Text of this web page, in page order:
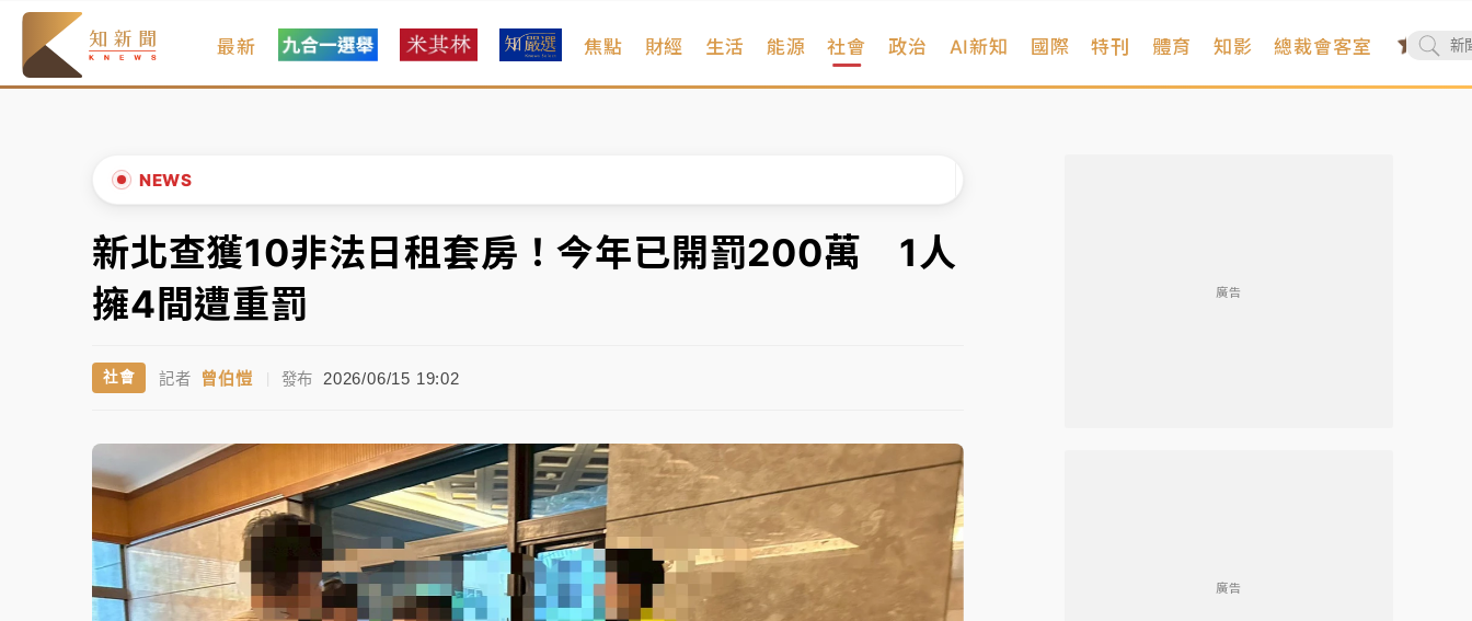
最新 焦點 財經 生活 能源 社會 政治 AI新知 國際 特刊 體育 知影 總裁會客室
NEWS
中信慈善基金會想增加董事人數！辜仲諒向法院聲請遭駁 理由曝光
故宮《龍藏經》特展第2檔！今線上預約開賣一度塞車 周六起展出延長至晚上7時
台東農業處長涉圖利渡假村！東檢抗告成功 今重開羈押庭
女律師陳昱瑄詐慈濟10億！黃金158kg遭查扣畫面曝光
中信慈善基金會想增加董事人數！辜仲諒向法院聲請遭駁 理由曝光
故宮《龍藏經》特展第2檔！今線上預約開賣一度塞車 周六起展出延長至晚上7時
台東農業處長涉圖利渡假村！東檢抗告成功 今重開羈押庭
▲
▼
新北查獲10非法日租套房！今年已開罰200萬 1人
擁4間遭重罰
社會 記者 曾伯愷 | 發布 2026/06/15 19:02
廣告
廣告